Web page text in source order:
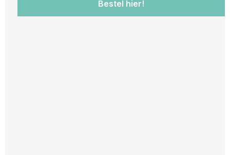
Bestel hier!